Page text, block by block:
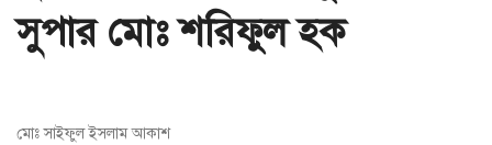
সুপার মোঃ শরিফুল হক
মোঃ সাইফুল ইসলাম আকাশ